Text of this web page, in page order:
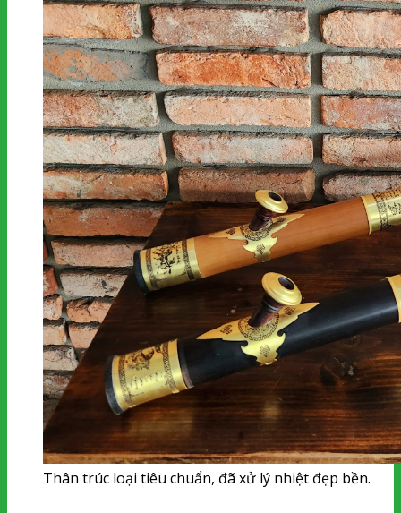
Thân trúc loại tiêu chuẩn, đã xử lý nhiệt đẹp bền.